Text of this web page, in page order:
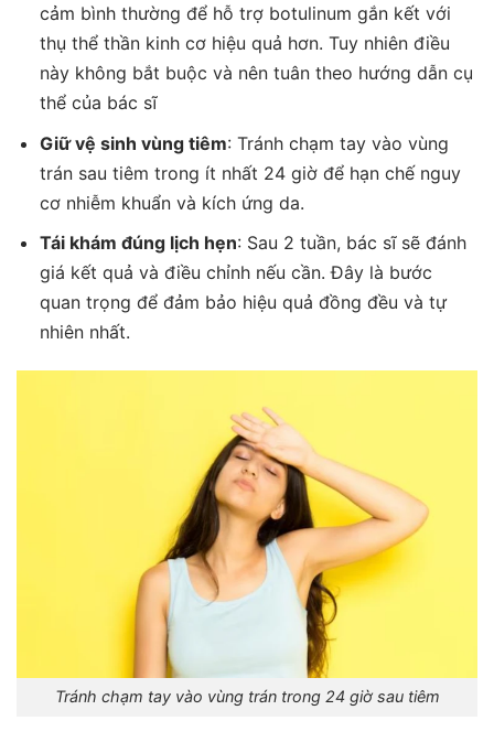
cảm bình thường để hỗ trợ botulinum gắn kết với
thụ thể thần kinh cơ hiệu quả hơn. Tuy nhiên điều
này không bắt buộc và nên tuân theo hướng dẫn cụ
thể của bác sĩ
Giữ vệ sinh vùng tiêm: Tránh chạm tay vào vùng
trán sau tiêm trong ít nhất 24 giờ để hạn chế nguy
cơ nhiễm khuẩn và kích ứng da.
Tái khám đúng lịch hẹn: Sau 2 tuần, bác sĩ sẽ đánh
giá kết quả và điều chỉnh nếu cần. Đây là bước
quan trọng để đảm bảo hiệu quả đồng đều và tự
nhiên nhất.
Tránh chạm tay vào vùng trán trong 24 giờ sau tiêm